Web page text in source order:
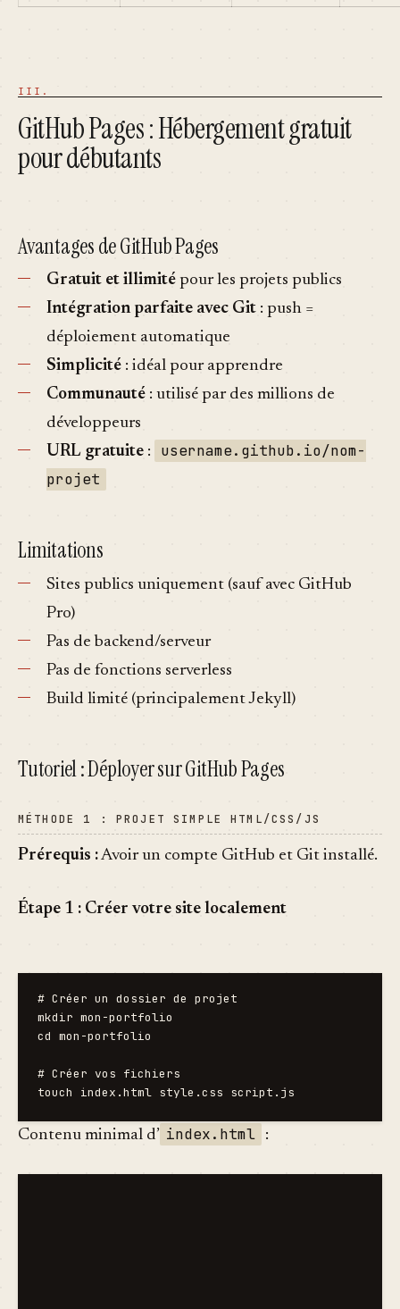
GitHub Pages : Hébergement gratuit
pour débutants
Avantages de GitHub Pages
Gratuit et illimité pour les projets publics
Intégration parfaite avec Git : push =
déploiement automatique
Simplicité : idéal pour apprendre
Communauté : utilisé par des millions de
développeurs
URL gratuite :
username.github.io/nom-
projet
Limitations
Sites publics uniquement (sauf avec GitHub
Pro)
Pas de backend/serveur
Pas de fonctions serverless
Build limité (principalement Jekyll)
Tutoriel : Déployer sur GitHub Pages
MÉTHODE 1 : PROJET SIMPLE HTML/CSS/JS
Prérequis :Avoir un compte GitHub et Git installé.
Étape 1 : Créer votre site localement
# Créer un dossier de projet
mkdir mon-portfolio
cd mon-portfolio
# Créer vos fichiers
Contenu minimal d’ index.html :